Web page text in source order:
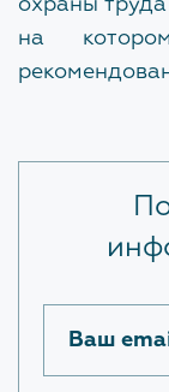
охраны
на
Ваш